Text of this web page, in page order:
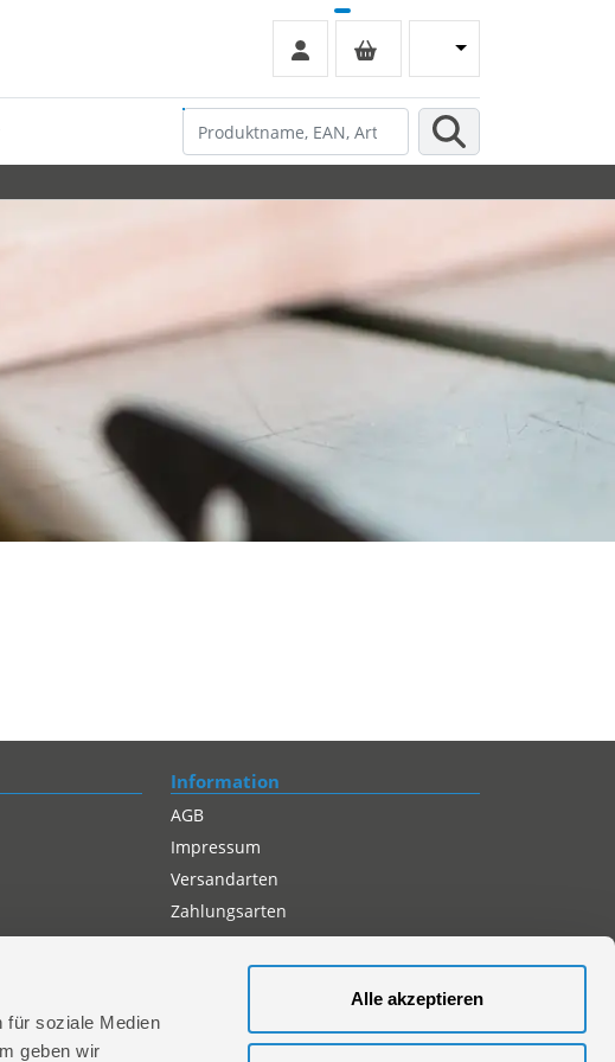
für soziale Medien
geben wir
Alle akzeptieren
Information
AGB
Impressum
Versandarten
Zahlungsarten
Compliance
Datenschutz